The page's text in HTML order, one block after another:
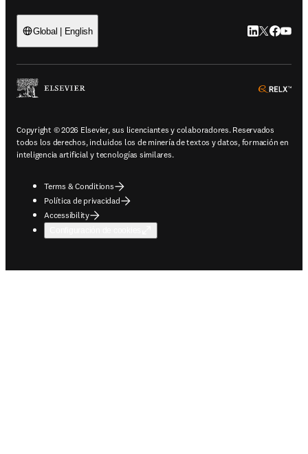
Global | English LinkedIn se
Twitter se
Copyright © 2026 Elsevier, sus licenciantes y colaboradores. Reservados
todos los derechos, incluidos los de minería de textos y datos, formación en
inteligencia artificial y tecnologías similares.
Terms & Conditions
Política de privacidad
Accessibility